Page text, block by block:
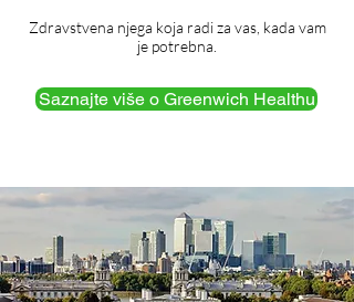
Zdravstvena njega koja radi za vas, kada vam
je potrebna.
Saznajte više o Greenwich Healthu